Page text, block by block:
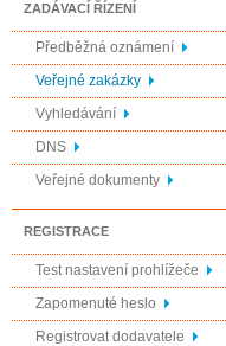
ZADÁVACÍ ŘÍZENÍ
Předběžná oznámení
Veřejné zakázky
Vyhledávání
DNS
Veřejné dokumenty
REGISTRACE
Test nastavení prohlížeče
Zapomenuté heslo
Registrovat dodavatele